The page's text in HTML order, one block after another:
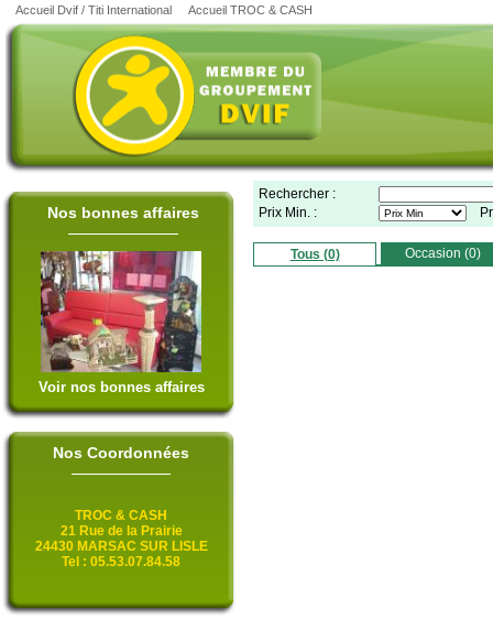
Accueil Dvif / Titi International Accueil TROC & CASH
Nos bonnes affaires
Voir nos bonnes affaires
Nos Coordonnées
TROC & CASH
21 Rue de la Prairie
24430 MARSAC SUR LISLE
Tel : 05.53.07.84.58
Rechercher :
Prix Min. :
Tous (0) Occasion (0)